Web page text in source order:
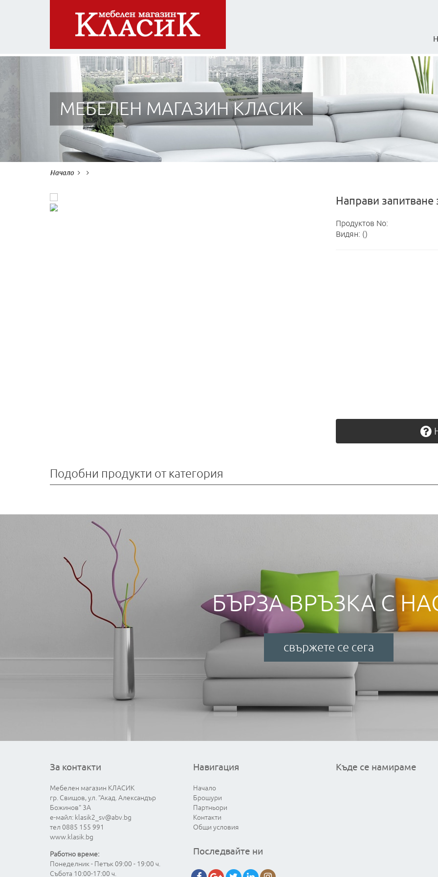
МЕБЕЛЕН МАГАЗИН КЛАСИК
Начало
Направи запитване
Продуктов No:
Видян: ()
Подобни продукти от категория
БЪРЗА ВРЪЗКА С
свържете се сега
За контакти
Мебелен магазин КЛАСИК
гр. Свищов, ул. "Акад. Александър
Божинов" 3А
е-майл: klasik2_sv@abv.bg
тел 0885 155 991
www.klasik.bg
Работно време:
Понеделник - Петък 09:00 - 19:00 ч.
Събота 10:00-17:00 ч.
Навигация
Начало
Брошури
Партньори
Контакти
Общи условия
Последвайте ни
Къде се намираме